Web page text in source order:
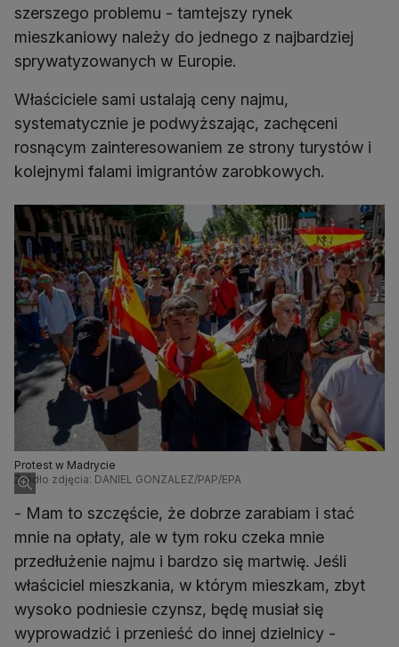
szerszego problemu - tamtejszy rynek
mieszkaniowy należy do jednego z najbardziej
sprywatyzowanych w Europie.
Właściciele sami ustalają ceny najmu,
systematycznie je podwyższając, zachęceni
rosnącym zainteresowaniem ze strony turystów i
kolejnymi falami imigrantów zarobkowych.
Protest w Madrycie
Źródło zdjęcia: DANIEL GONZALEZ/PAP/EPA
- Mam to szczęście, że dobrze zarabiam i stać
mnie na opłaty, ale w tym roku czeka mnie
przedłużenie najmu i bardzo się martwię. Jeśli
właściciel mieszkania, w którym mieszkam, zbyt
wysoko podniesie czynsz, będę musiał się
wyprowadzić i przenieść do innej dzielnicy -